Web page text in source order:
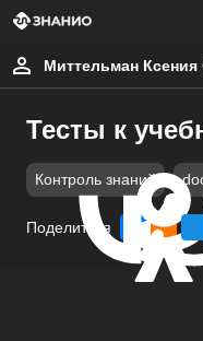
Миттельман Ксения
Тесты к
Контроль знаний
Поделиться